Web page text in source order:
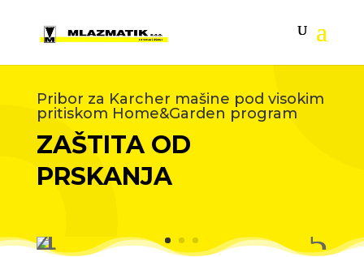
Pribor za Karcher mašine pod visokim
pritiskom Home&Garden program
ZAŠTITA OD
PRSKANJA